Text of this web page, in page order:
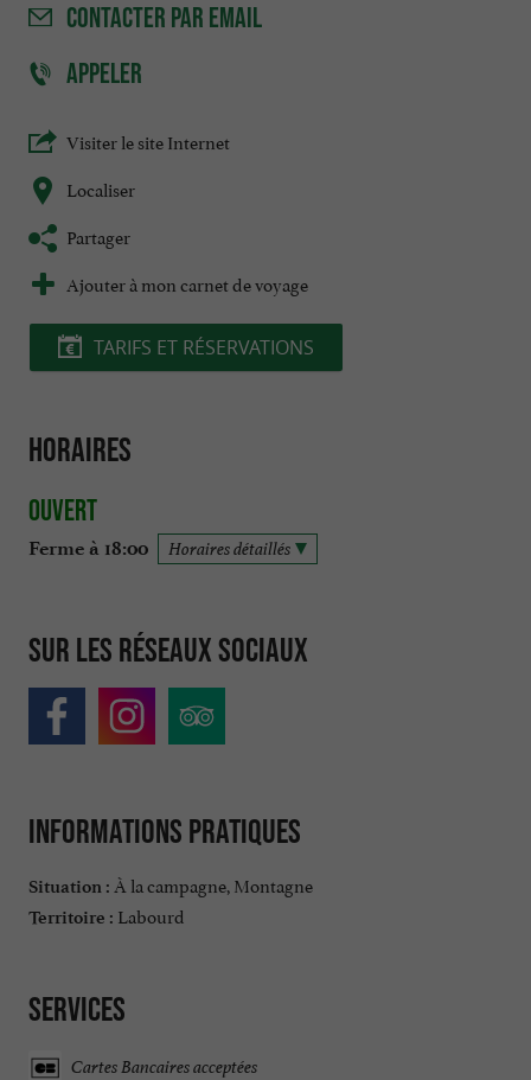
CONTACTER PAR EMAIL
APPELER
Visiter le site Internet
Localiser
Partager
Ajouter à mon carnet de voyage
TARIFS ET RÉSERVATIONS
Horaires
Ouvert
Ferme à 18:00 Horaires détaillés
Sur les réseaux sociaux
Informations pratiques
Situation : À la campagne, Montagne
Territoire : Labourd
Services
Cartes Bancaires acceptées